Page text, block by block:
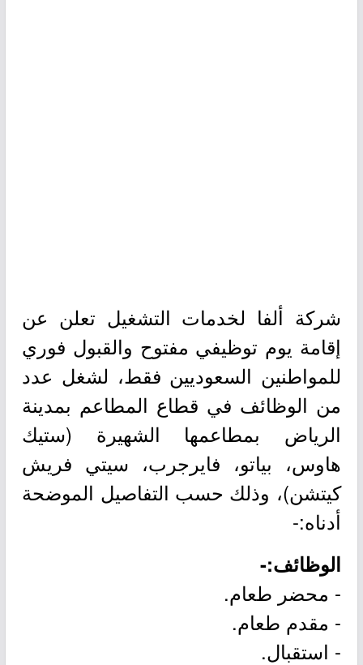
شركة ألفا لخدمات التشغيل تعلن عن
إقامة يوم توظيفي مفتوح والقبول فوري
للمواطنين السعوديين فقط، لشغل عدد
من الوظائف في قطاع المطاعم بمدينة
الرياض بمطاعمها الشهيرة (ستيك
هاوس، بياتو، فايرجرب، سيتي فريش
كيتشن)، وذلك حسب التفاصيل الموضحة
أدناه:-
الوظائف:-
- محضر طعام.
- مقدم طعام.
- استقبال.